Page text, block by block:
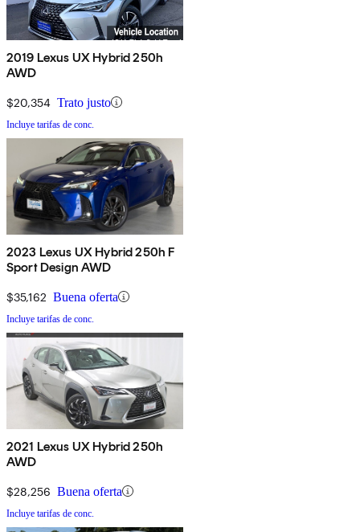
2019 Lexus UX Hybrid 250h
AWD
$20,354 Trato justo
Incluye tarifas de conc.
2023 Lexus UX Hybrid 250h F
Sport Design AWD
$35,162 Buena oferta
Incluye tarifas de conc.
2021 Lexus UX Hybrid 250h
AWD
$28,256 Buena oferta
Incluye tarifas de conc.